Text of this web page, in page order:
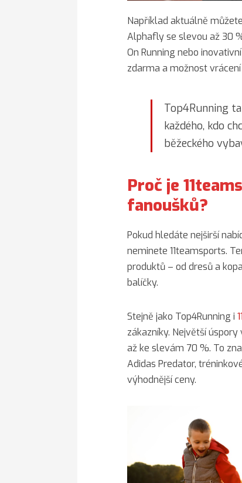
Například aktuálně
Alphafly se slevou až 30
On Running nebo
zdarma a možnost
Top4Running
každého, kdo
běžeckého
Proč je
fanoušků?
Pokud hledáte nejširší
neminete 11teamsports.
produktů – od dresů a
balíčky.
Stejně jako Top4Running i
zákazníky. Největší
až ke slevám 70 %. To
Adidas Predator,
výhodnější ceny.